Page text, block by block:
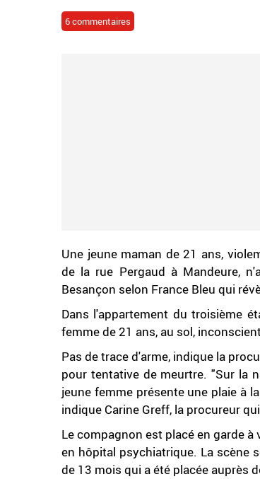
6 commentaires
Une jeune maman de 21 ans,
de la rue Pergaud à Mandeure,
Besançon selon France Bleu qui
Dans l'appartement du troisième
femme de 21 ans, au sol,
Pas de trace d'arme, indique la
pour tentative de meurtre. "Sur la
jeune femme présente une plaie à
indique Carine Greff, la procureur
Le compagnon est placé en garde
en hôpital psychiatrique. La scène
de 13 mois qui a été placée auprès